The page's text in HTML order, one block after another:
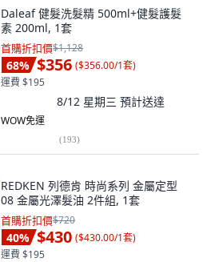
Daleaf 健髮洗髮精 500ml+健髮護髮
素 200ml, 1套
首購折扣價$1,128
68% $356 ($356.00/1套)
運費 $195
8/12 星期三 預計送達
WOW免運
(193)
REDKEN 列德肯 時尚系列 金屬定型
08 金屬光澤髮油 2件組, 1套
首購折扣價$720
40% $430 ($430.00/1套)
運費 $195